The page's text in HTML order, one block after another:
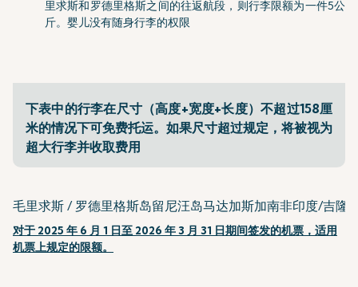
里求斯和罗德里格斯之间的往返航段，则行李限额为一件5公
斤。婴儿没有随身行李的权限
下表中的行李在尺寸（高度+宽度+长度）不超过158厘
米的情况下可免费托运。如果尺寸超过规定，将被视为
超大行李并收取费用
毛里求斯 / 罗德里格斯岛留尼汪岛马达加斯加南非印度/吉隆
对于 2025 年 6 月 1 日至 2026 年 3 月 31 日期间签发的机票，适用
机票上规定的限额。